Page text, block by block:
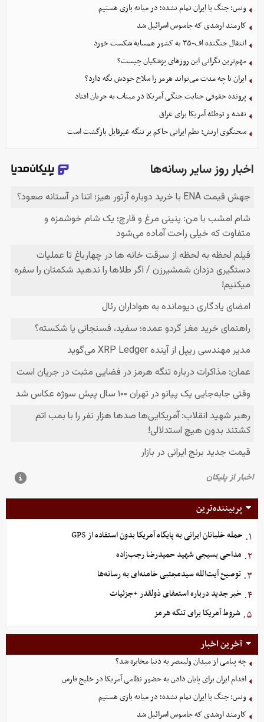
ونس: جنگ با ایران تمام نشده؛ در میانه بازی هستیم
کارمند ارشدی که جاسوس اسرائیل شد
انتقال جنگنده اف-۳۵ به کشور همسایه شکست خورد
مهم‌ترین نگرانی‌ این روزهای پزشکیان چیست؟
ایران تا چه مدت می‌تواند هرمز را سلاح خودش نگه دارد؟
پرونده حقوقی جنایت جنگی آمریکا در میناب به جریان افتاد
نقشه و توطئه آمریکا برای عراق
سخنگوی ارتش: نظم ایرانی حاکم بر تنگه غیرقابل بازگشت است
پربیننده‌ترین
۱. حمله خلبانان ایرانی به پایگاه آمریکا بدون استفاده از GPS
۲. مداحی بسیجی شهید حمیدرضا رجب‌زاده
۳. توصیح آیت‌الله سیدمجتبی خامنه‌ای به رسانه‌ها
۴. خبر جدید درباره استعفای ذولقدر +جزئیات
۵. شروط آمریکا برای تنگه هرمز
آخرین اخبار
چه پیامی از میدان ولیعصر به دنیا مخابره شد؟
اقدام ایران برای پایان دادن به حضور نظامی آمریکا در خلیج فارس
ونس: جنگ با ایران تمام نشده؛ در میانه بازی هستیم
کارمند ارشدی که جاسوس اسرائیل شد